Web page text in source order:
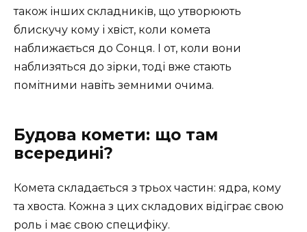
також інших складників, що утворюють
блискучу кому і хвіст, коли комета
наближається до Сонця. І от, коли вони
наблизяться до зірки, тоді вже стають
помітними навіть земними очима.
Будова комети: що там
всередині?
Комета складається з трьох частин: ядра, кому
та хвоста. Кожна з цих складових відіграє свою
роль і має свою специфіку.